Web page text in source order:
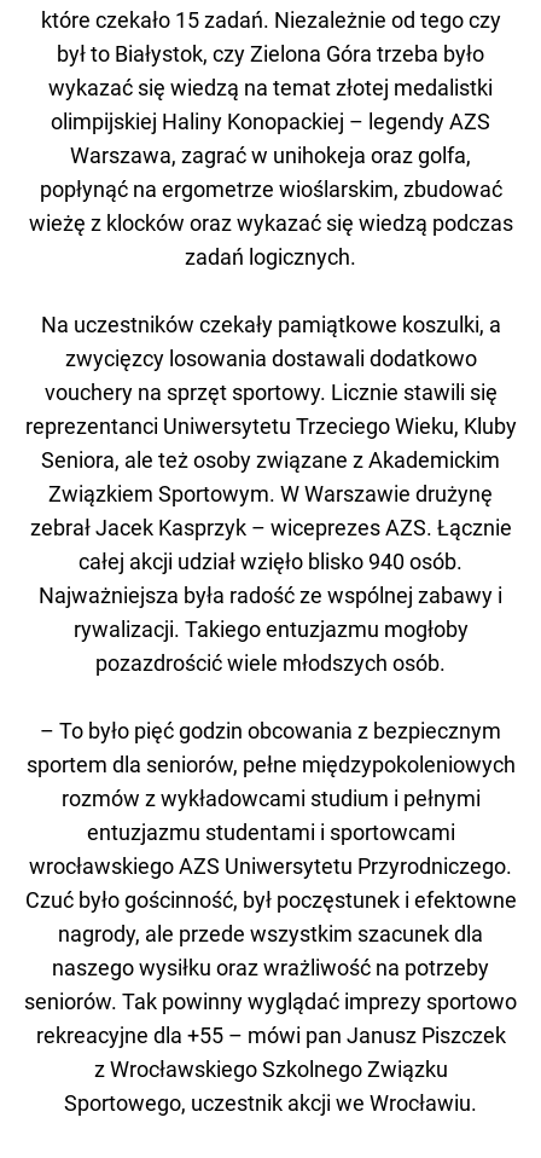
które czekało 15 zadań. Niezależnie od tego czy
był to Białystok, czy Zielona Góra trzeba było
wykazać się wiedzą na temat złotej medalistki
olimpijskiej Haliny Konopackiej – legendy AZS
Warszawa, zagrać w unihokeja oraz golfa,
popłynąć na ergometrze wioślarskim, zbudować
wieżę z klocków oraz wykazać się wiedzą podczas
zadań logicznych.
Na uczestników czekały pamiątkowe koszulki, a
zwycięzcy losowania dostawali dodatkowo
vouchery na sprzęt sportowy. Licznie stawili się
reprezentanci Uniwersytetu Trzeciego Wieku, Kluby
Seniora, ale też osoby związane z Akademickim
Związkiem Sportowym. W Warszawie drużynę
zebrał Jacek Kasprzyk – wiceprezes AZS. Łącznie
całej akcji udział wzięło blisko 940 osób.
Najważniejsza była radość ze wspólnej zabawy i
rywalizacji. Takiego entuzjazmu mogłoby
pozazdrościć wiele młodszych osób.
– To było pięć godzin obcowania z bezpiecznym
sportem dla seniorów, pełne międzypokoleniowych
rozmów z wykładowcami studium i pełnymi
entuzjazmu studentami i sportowcami
wrocławskiego AZS Uniwersytetu Przyrodniczego.
Czuć było gościnność, był poczęstunek i efektowne
nagrody, ale przede wszystkim szacunek dla
naszego wysiłku oraz wrażliwość na potrzeby
seniorów. Tak powinny wyglądać imprezy sportowo
rekreacyjne dla +55 – mówi pan Janusz Piszczek
z Wrocławskiego Szkolnego Związku
Sportowego, uczestnik akcji we Wrocławiu.